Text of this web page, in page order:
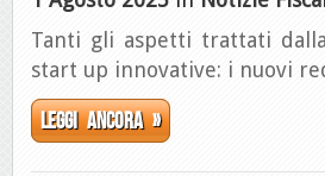
Tanti gli aspetti trattati
start up innovative: i nuovi
Leggi ancora »